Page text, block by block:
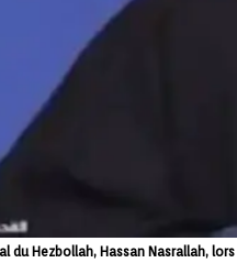
du Hezbollah, Hassan Nasrallah,